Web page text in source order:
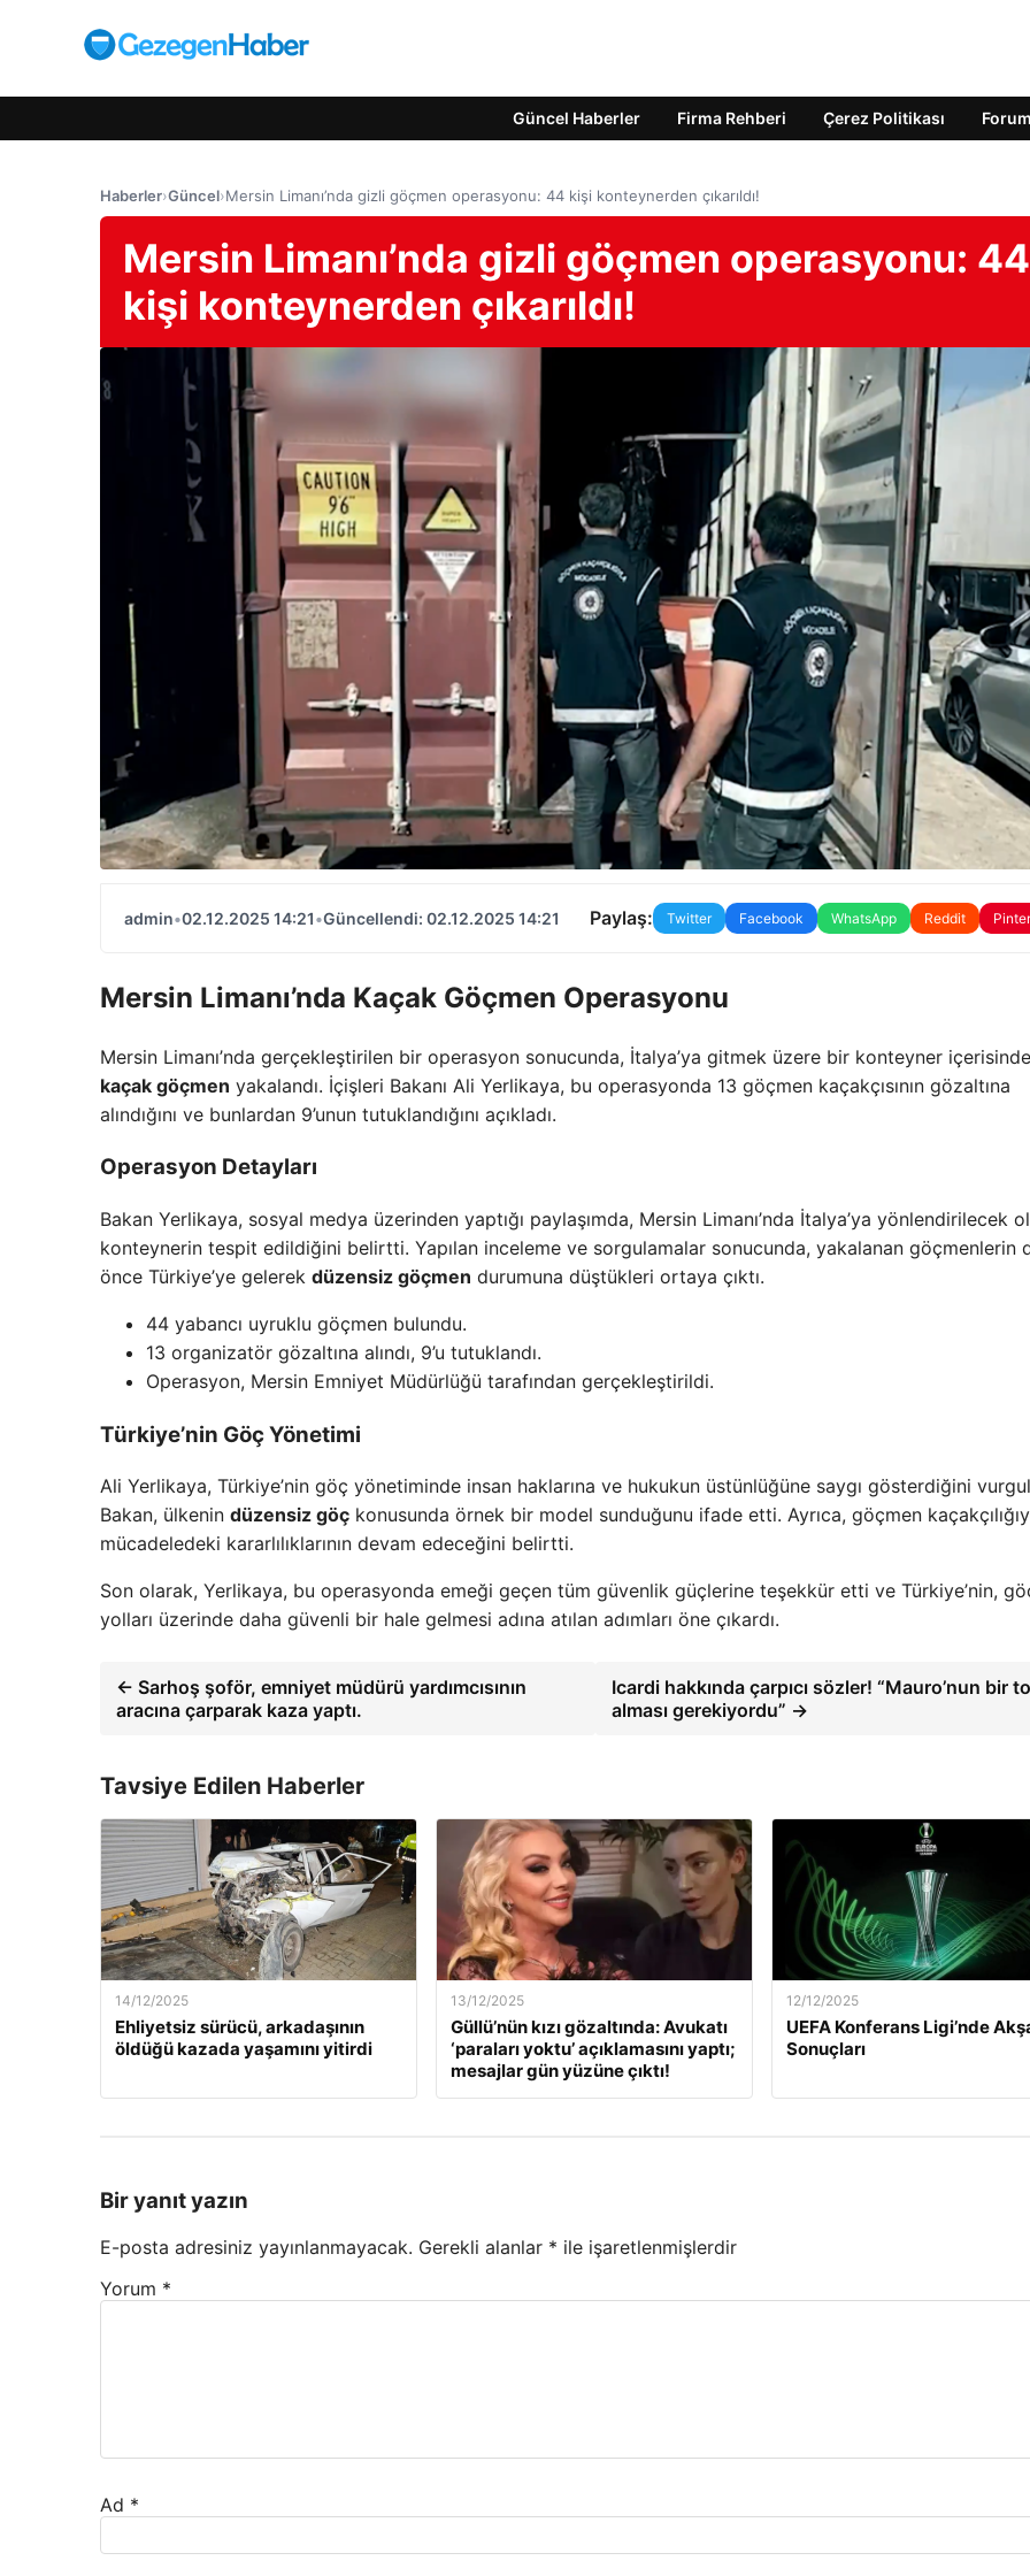
Güncel Haberler Firma Rehberi Çerez Politikası Forum
Haberler›Güncel›Mersin Limanı’nda gizli göçmen operasyonu: 44 kişi konteynerden çıkarıldı!
Mersin Limanı’nda gizli göçmen operasyonu: 44
kişi konteynerden çıkarıldı!
admin•02.12.2025 14:21•Güncellendi: 02.12.2025 14:21 Paylaş: Twitter Facebook WhatsApp Reddit
Mersin Limanı’nda Kaçak Göçmen Operasyonu
Mersin Limanı’nda gerçekleştirilen bir operasyon sonucunda, İtalya’ya gitmek üzere bir konteyner
kaçak göçmen yakalandı. İçişleri Bakanı Ali Yerlikaya, bu operasyonda 13 göçmen kaçakçısının gözaltına
alındığını ve bunlardan 9’unun tutuklandığını açıkladı.
Operasyon Detayları
Bakan Yerlikaya, sosyal medya üzerinden yaptığı paylaşımda, Mersin Limanı’nda İtalya’ya yönlendirilecek
konteynerin tespit edildiğini belirtti. Yapılan inceleme ve sorgulamalar sonucunda, yakalanan göçmenlerin
önce Türkiye’ye gelerek düzensiz göçmen durumuna düştükleri ortaya çıktı.
44 yabancı uyruklu göçmen bulundu.
13 organizatör gözaltına alındı, 9’u tutuklandı.
Operasyon, Mersin Emniyet Müdürlüğü tarafından gerçekleştirildi.
Türkiye’nin Göç Yönetimi
Ali Yerlikaya, Türkiye’nin göç yönetiminde insan haklarına ve hukukun üstünlüğüne saygı gösterdiğini
Bakan, ülkenin düzensiz göç konusunda örnek bir model sunduğunu ifade etti. Ayrıca, göçmen
mücadeledeki kararlılıklarının devam edeceğini belirtti.
Son olarak, Yerlikaya, bu operasyonda emeği geçen tüm güvenlik güçlerine teşekkür etti ve Türkiye’nin,
yolları üzerinde daha güvenli bir hale gelmesi adına atılan adımları öne çıkardı.
← Sarhoş şoför, emniyet müdürü yardımcısının
aracına çarparak kaza yaptı.
Icardi hakkında çarpıcı sözler! “Mauro’nun bir
alması gerekiyordu” →
Tavsiye Edilen Haberler
14/12/2025
Ehliyetsiz sürücü, arkadaşının
öldüğü kazada yaşamını yitirdi
13/12/2025
Güllü’nün kızı gözaltında: Avukatı
‘paraları yoktu’ açıklamasını yaptı;
mesajlar gün yüzüne çıktı!
12/12/2025
UEFA Konferans Ligi’nde
Sonuçları
Bir yanıt yazın
E-posta adresiniz yayınlanmayacak. Gerekli alanlar * ile işaretlenmişlerdir
Yorum *
Ad *